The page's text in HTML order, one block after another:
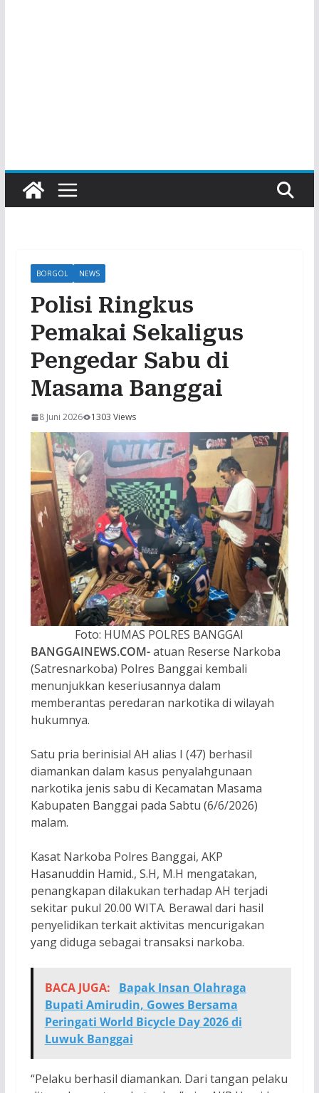
BORGOL NEWS
Polisi Ringkus
Pemakai Sekaligus
Pengedar Sabu di
Masama Banggai
8 Juni 2026 1303 Views
Foto: HUMAS POLRES BANGGAI
BANGGAINEWS.COM-atuan Reserse Narkoba
(Satresnarkoba) Polres Banggai kembali
menunjukkan keseriusannya dalam
memberantas peredaran narkotika di wilayah
hukumnya.
Satu pria berinisial AH alias I (47) berhasil
diamankan dalam kasus penyalahgunaan
narkotika jenis sabu di Kecamatan Masama
Kabupaten Banggai pada Sabtu (6/6/2026)
malam.
Kasat Narkoba Polres Banggai, AKP
Hasanuddin Hamid., S.H, M.H mengatakan,
penangkapan dilakukan terhadap AH terjadi
sekitar pukul 20.00 WITA. Berawal dari hasil
penyelidikan terkait aktivitas mencurigakan
yang diduga sebagai transaksi narkoba.
BACA JUGA:
Bapak Insan Olahraga
Bupati Amirudin, Gowes Bersama
Peringati World Bicycle Day 2026 di
Luwuk Banggai
“Pelaku berhasil diamankan. Dari tangan pelaku